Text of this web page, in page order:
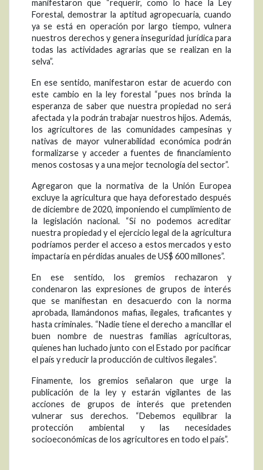
manifestaron que “requerir, como lo hace la Ley
Forestal, demostrar la aptitud agropecuaria, cuando
ya se está en operación por largo tiempo, vulnera
nuestros derechos y genera inseguridad jurídica para
todas las actividades agrarias que se realizan en la
selva”.
En ese sentido, manifestaron estar de acuerdo con
este cambio en la ley forestal “pues nos brinda la
esperanza de saber que nuestra propiedad no será
afectada y la podrán trabajar nuestros hijos. Además,
los agricultores de las comunidades campesinas y
nativas de mayor vulnerabilidad económica podrán
formalizarse y acceder a fuentes de financiamiento
menos costosas y a una mejor tecnología del sector”.
Agregaron que la normativa de la Unión Europea
excluye la agricultura que haya deforestado después
de diciembre de 2020, imponiendo el cumplimiento de
la legislación nacional. “Si no podemos acreditar
nuestra propiedad y el ejercicio legal de la agricultura
podríamos perder el acceso a estos mercados y esto
impactaría en pérdidas anuales de US$ 600 millones”.
En ese sentido, los gremios rechazaron y
condenaron las expresiones de grupos de interés
que se manifiestan en desacuerdo con la norma
aprobada, llamándonos mafias, ilegales, traficantes y
hasta criminales. “Nadie tiene el derecho a mancillar el
buen nombre de nuestras familias agricultoras,
quienes han luchado junto con el Estado por pacificar
el país y reducir la producción de cultivos ilegales”.
Finamente, los gremios señalaron que urge la
publicación de la ley y estarán vigilantes de las
acciones de grupos de interés que pretenden
vulnerar sus derechos. “Debemos equilibrar la
protección ambiental y las necesidades
socioeconómicas de los agricultores en todo el país”.